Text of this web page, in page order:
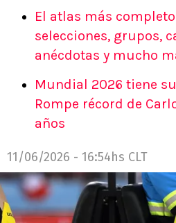
El atlas más
selecciones, grupos,
anécdotas y mucho
Mundial 2026 tiene
Rompe récord de
años
11/06/2026 - 16:54hs CLT